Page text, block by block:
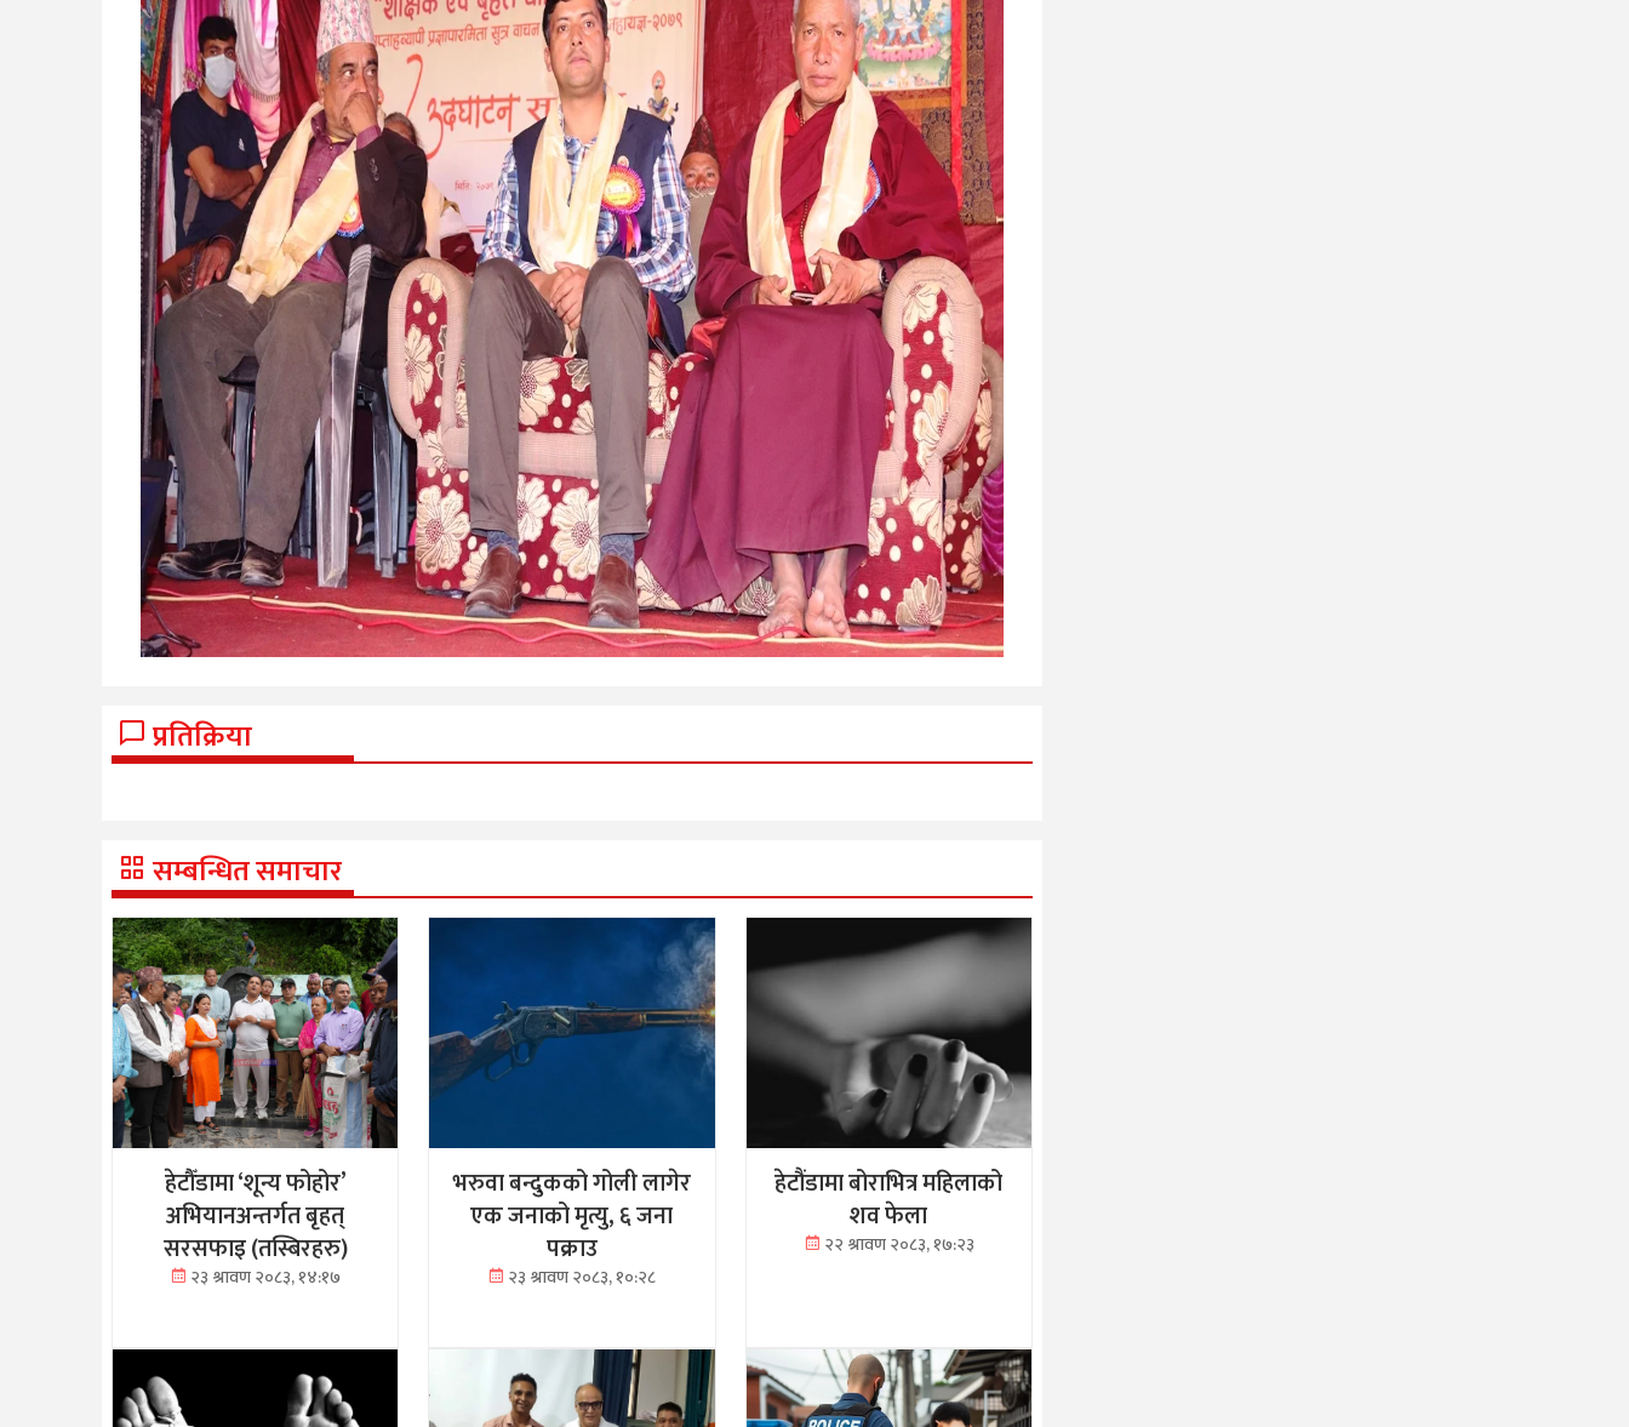
प्रतिक्रिया
सम्बन्धित समाचार
हेटौँडामा ‘शून्य फोहोर’
अभियानअन्तर्गत बृहत्
सरसफाइ (तस्बिरहरु)
२३ श्रावण २०८३, १४:१७
भरुवा बन्दुकको गोली लागेर
एक जनाको मृत्यु, ६ जना
पक्राउ
२३ श्रावण २०८३, १०:२८
हेटौंडामा बोराभित्र महिलाको
शव फेला
२२ श्रावण २०८३, १७:२३